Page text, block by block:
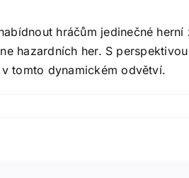
hráčům jedinečné
hazardních her. S
tomto dynamickém odvětví.